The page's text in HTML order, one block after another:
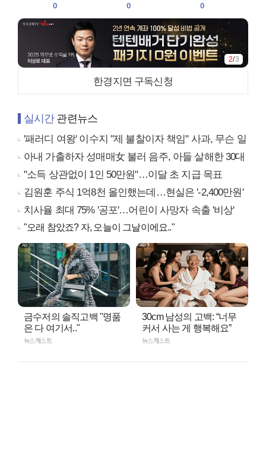
0
0
0
2/3
한경지면 구독신청
실시간관련뉴스
'패러디 여왕' 이수지 "제 불찰이자 책임" 사과, 무슨 일
아내 가출하자 성매매女 불러 음주, 아들 살해한 30대
"소득 상관없이 1인 50만원"…이달 초 지급 목표
김원훈 주식 1억8천 올인했는데…현실은 '-2,400만원'
치사율 최대 75% '공포'…어린이 사망자 속출 '비상'
"오래 참았죠? 자, 오늘이 그날이에요.."
금수저의 솔직고백 "명품
은 다 여기서.."
뉴스캐스트
30cm 남성의 고백: “너무
커서 사는 게 행복해요”
뉴스캐스트